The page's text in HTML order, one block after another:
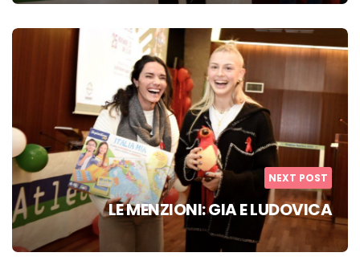
NEXT POST
LE MENZIONI: GIA E LUDOVICA